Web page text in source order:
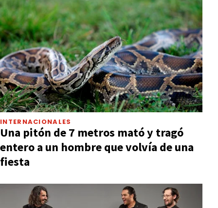
INTERNACIONALES
Una pitón de 7 metros mató y tragó
entero a un hombre que volvía de una
fiesta